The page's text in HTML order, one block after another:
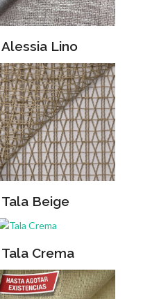
Alessia Lino
Tala Beige
Tala Crema